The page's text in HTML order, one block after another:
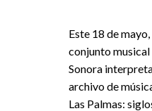
Este 18 de
conjunto
Sonora
archivo de
Las Palmas: